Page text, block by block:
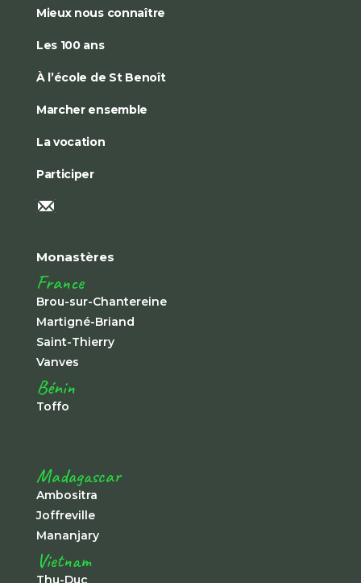
Mieux nous connaître
Les 100 ans
À l’école de St Benoît
Marcher ensemble
La vocation
Participer
Monastères
France
Brou-sur-Chantereine
Martigné-Briand
Saint-Thierry
Vanves
Bénin
Toffo
Madagascar
Ambositra
Joffreville
Mananjary
Vietnam
Thu-Duc